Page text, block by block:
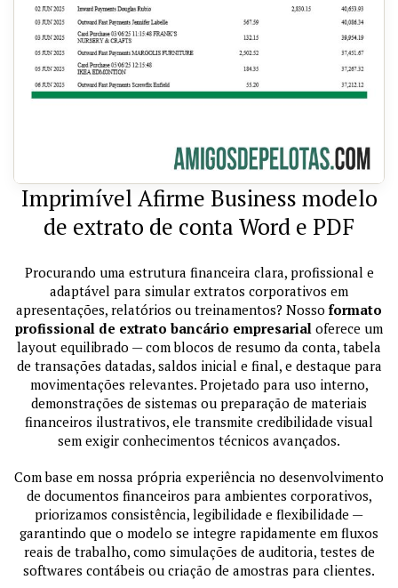
Imprimível Afirme Business modelo
de extrato de conta Word e PDF
Procurando uma estrutura financeira clara, profissional e
adaptável para simular extratos corporativos em
apresentações, relatórios ou treinamentos? Nosso formato
profissional de extrato bancário empresarial oferece um
layout equilibrado — com blocos de resumo da conta, tabela
de transações datadas, saldos inicial e final, e destaque para
movimentações relevantes. Projetado para uso interno,
demonstrações de sistemas ou preparação de materiais
financeiros ilustrativos, ele transmite credibilidade visual
sem exigir conhecimentos técnicos avançados.
Com base em nossa própria experiência no desenvolvimento
de documentos financeiros para ambientes corporativos,
priorizamos consistência, legibilidade e flexibilidade —
garantindo que o modelo se integre rapidamente em fluxos
reais de trabalho, como simulações de auditoria, testes de
softwares contábeis ou criação de amostras para clientes.